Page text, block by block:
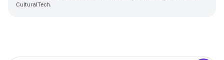
CulturalTech.